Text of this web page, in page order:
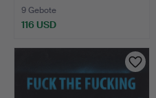
9 Gebote
116 USD